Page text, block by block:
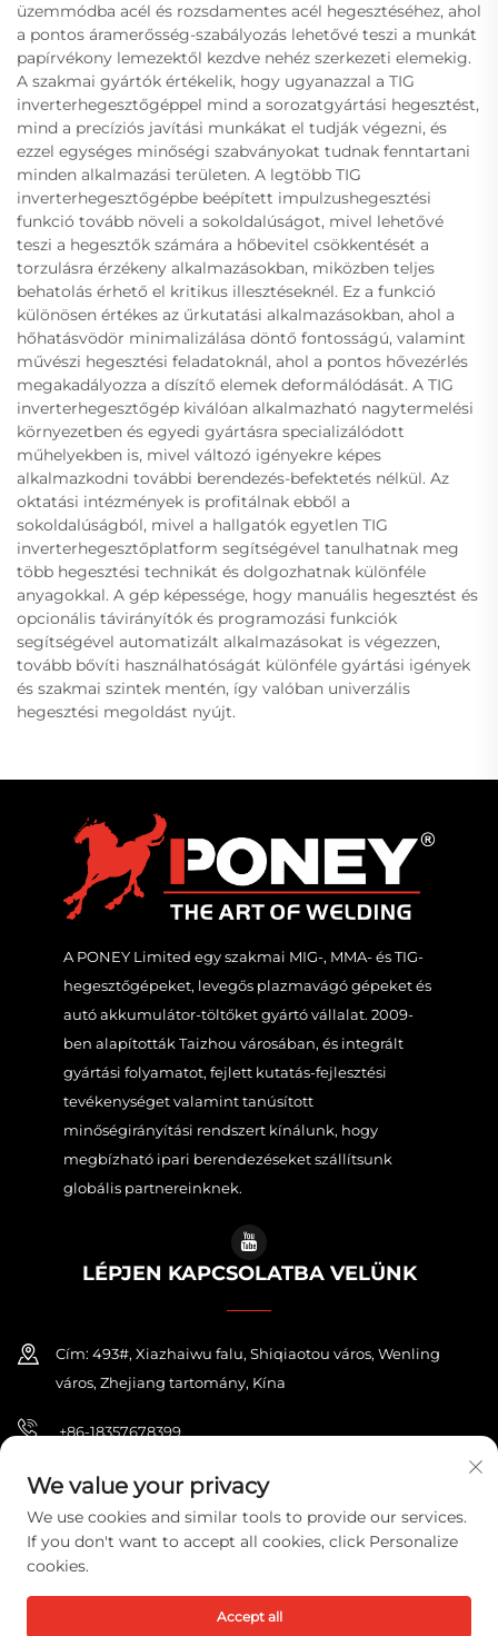
üzemmódba acél és rozsdamentes acél hegesztéséhez, ahol
a pontos áramerősség-szabályozás lehetővé teszi a munkát
papírvékony lemezektől kezdve nehéz szerkezeti elemekig.
A szakmai gyártók értékelik, hogy ugyanazzal a TIG
inverterhegesztőgéppel mind a sorozatgyártási hegesztést,
mind a precíziós javítási munkákat el tudják végezni, és
ezzel egységes minőségi szabványokat tudnak fenntartani
minden alkalmazási területen. A legtöbb TIG
inverterhegesztőgépbe beépített impulzushegesztési
funkció tovább növeli a sokoldalúságot, mivel lehetővé
teszi a hegesztők számára a hőbevitel csökkentését a
torzulásra érzékeny alkalmazásokban, miközben teljes
behatolás érhető el kritikus illesztéseknél. Ez a funkció
különösen értékes az űrkutatási alkalmazásokban, ahol a
hőhatásvödör minimalizálása döntő fontosságú, valamint
művészi hegesztési feladatoknál, ahol a pontos hővezérlés
megakadályozza a díszítő elemek deformálódását. A TIG
inverterhegesztőgép kiválóan alkalmazható nagytermelési
környezetben és egyedi gyártásra specializálódott
műhelyekben is, mivel változó igényekre képes
alkalmazkodni további berendezés-befektetés nélkül. Az
oktatási intézmények is profitálnak ebből a
sokoldalúságból, mivel a hallgatók egyetlen TIG
inverterhegesztőplatform segítségével tanulhatnak meg
több hegesztési technikát és dolgozhatnak különféle
anyagokkal. A gép képessége, hogy manuális hegesztést és
opcionális távirányítók és programozási funkciók
segítségével automatizált alkalmazásokat is végezzen,
tovább bővíti használhatóságát különféle gyártási igények
és szakmai szintek mentén, így valóban univerzális
hegesztési megoldást nyújt.
A PONEY Limited egy szakmai MIG-, MMA- és TIG-
hegesztőgépeket, levegős plazmavágó gépeket és
autó akkumulátor-töltőket gyártó vállalat. 2009-
ben alapították Taizhou városában, és integrált
gyártási folyamatot, fejlett kutatás-fejlesztési
tevékenységet valamint tanúsított
minőségirányítási rendszert kínálunk, hogy
megbízható ipari berendezéseket szállítsunk
globális partnereinknek.
LÉPJEN KAPCSOLATBA VELÜNK
Cím: 493#, Xiazhaiwu falu, Shiqiaotou város, Wenling
város, Zhejiang tartomány, Kína
+86-18357678399
[email protected]
Copyright © 2026 ZHEJIANG PONEY ELECTRIC CO.,LTD. Minden jog
fenntartva. Adatvédelmi irányelvek
We value your privacy
We use cookies and similar tools to provide our services.
If you don't want to accept all cookies, click Personalize
cookies.
Accept all